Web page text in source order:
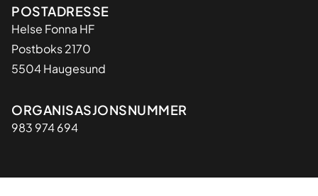
Adresse
POSTADRESSE
​Helse Fonna HF
Postboks 2170
5504 Haugesund
Organisasjon
ORGANISASJONSNUMMER
983 974 694